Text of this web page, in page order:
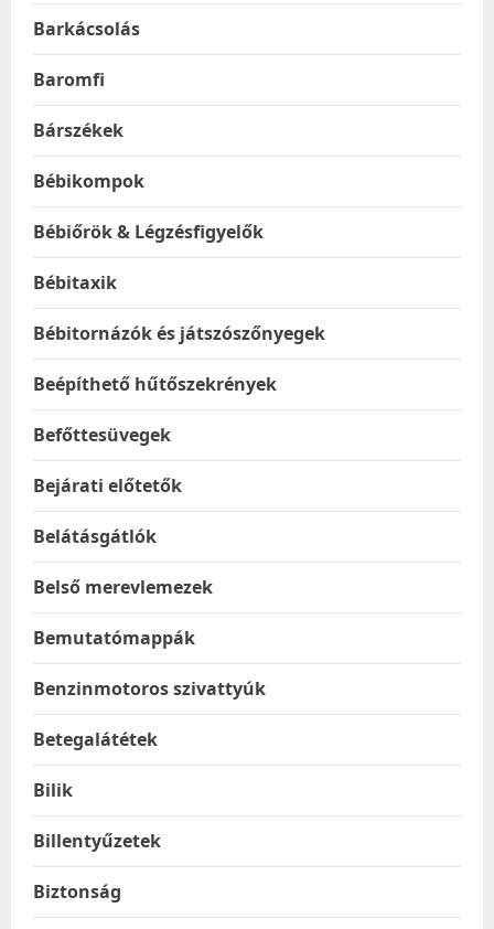
Barkácsolás
Baromfi
Bárszékek
Bébikompok
Bébiőrök & Légzésfigyelők
Bébitaxik
Bébitornázók és játszószőnyegek
Beépíthető hűtőszekrények
Befőttesüvegek
Bejárati előtetők
Belátásgátlók
Belső merevlemezek
Bemutatómappák
Benzinmotoros szivattyúk
Betegalátétek
Bilik
Billentyűzetek
Biztonság